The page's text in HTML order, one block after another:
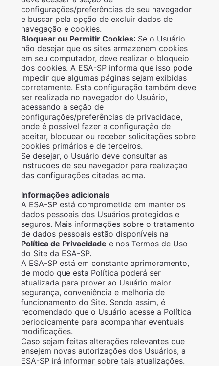
configurações/preferências de seu navegador
e buscar pela opção de excluir dados de
navegação e cookies.
Bloquear ou Permitir Cookies: Se o Usuário
não desejar que os sites armazenem cookies
em seu computador, deve realizar o bloqueio
dos cookies. A ESA-SP informa que isso pode
impedir que algumas páginas sejam exibidas
corretamente. Esta configuração também deve
ser realizada no navegador do Usuário,
acessando a seção de
configurações/preferências de privacidade,
onde é possível fazer a configuração de
aceitar, bloquear ou receber solicitações sobre
cookies primários e de terceiros.
Se desejar, o Usuário deve consultar as
instruções de seu navegador para realização
das configurações citadas acima.
Informações adicionais
A ESA-SP está comprometida em manter os
dados pessoais dos Usuários protegidos e
seguros. Mais informações sobre o tratamento
de dados pessoais estão disponíveis na
Política de Privacidade e nos Termos de Uso
do Site da ESA-SP.
A ESA-SP está em constante aprimoramento,
de modo que esta Política poderá ser
atualizada para prover ao Usuário maior
segurança, conveniência e melhoria de
funcionamento do Site. Sendo assim, é
recomendado que o Usuário acesse a Política
periodicamente para acompanhar eventuais
modificações.
Caso sejam feitas alterações relevantes que
ensejem novas autorizações dos Usuários, a
ESA-SP irá informar sobre tais atualizações.